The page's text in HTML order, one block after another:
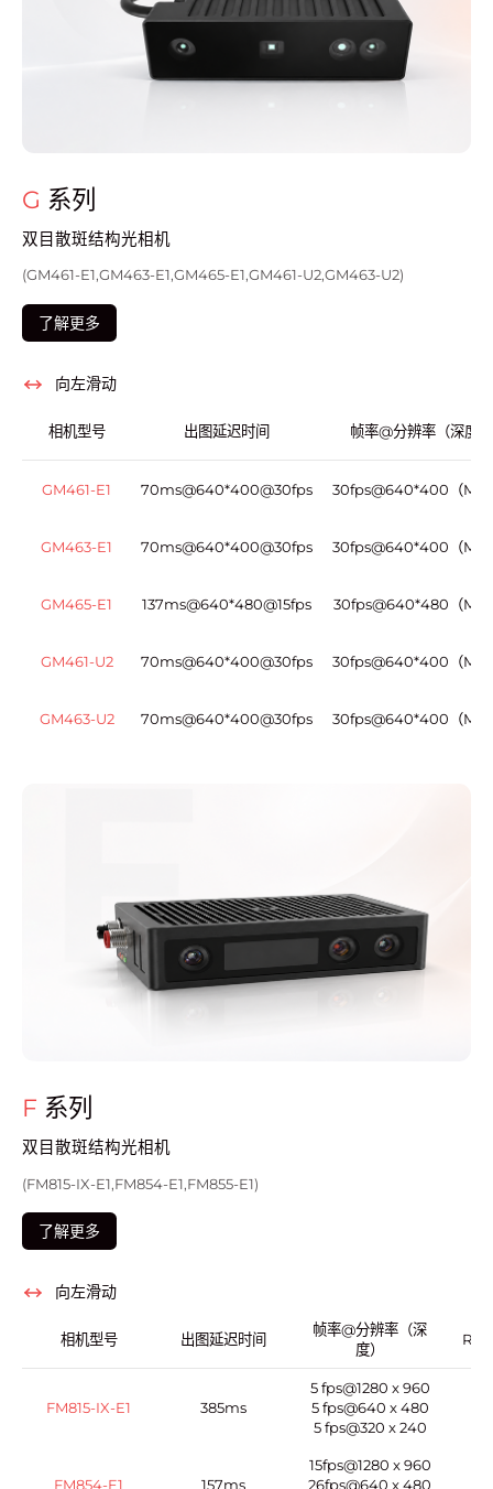
G 系列
双目散斑结构光相机
(GM461-E1,GM463-E1,GM465-E1,GM461-U2,GM463-U2)
了解更多
向左滑动
相机型号 出图延迟时间 帧率@分辨率（深度）
GM461-E1 70ms@640*400@30fps 30fps@640*400（
GM463-E1 70ms@640*400@30fps 30fps@640*400（
GM465-E1 137ms@640*480@15fps 30fps@640*480（
GM461-U2 70ms@640*400@30fps 30fps@640*400（
GM463-U2 70ms@640*400@30fps 30fps@640*400（
F 系列
双目散斑结构光相机
(FM815-IX-E1,FM854-E1,FM855-E1)
了解更多
向左滑动
相机型号 出图延迟时间
帧率@分辨率（深
度）
FM815-IX-E1 385ms
5 fps@1280 x 960
5 fps@640 x 480
5 fps@320 x 240
FM854-E1 157ms
15fps@1280 x 960
26fps@640 x 480